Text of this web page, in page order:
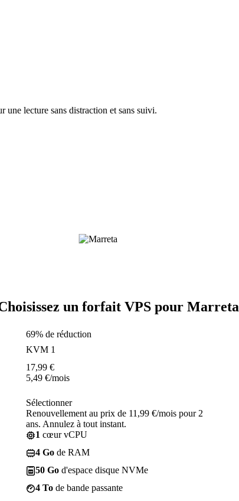
une lecture sans distraction et sans suivi.
un forfait VPS pour Marreta
69% de réduction
KVM 1
17,99 €
5,49 €/mois
Sélectionner
Renouvellement au prix de 11,99 €/mois pour 2
ans. Annulez à tout instant.
1 cœur vCPU
4 Go de RAM
50 Go d'espace disque NVMe
4 To de bande passante